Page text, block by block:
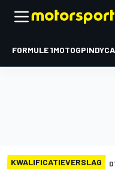
FORMULE 1MOTOGP
KWALIFICATIEVERSLAG